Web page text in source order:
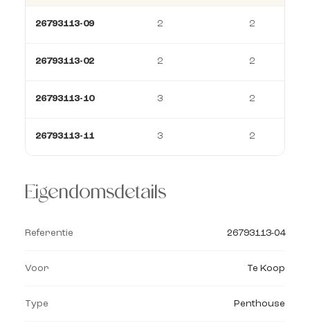
26793113-09 2 2
26793113-02 2 2
26793113-10 3 2
26793113-11 3 2
Eigendomsdetails
Referentie 26793113-04
Voor Te Koop
Type Penthouse